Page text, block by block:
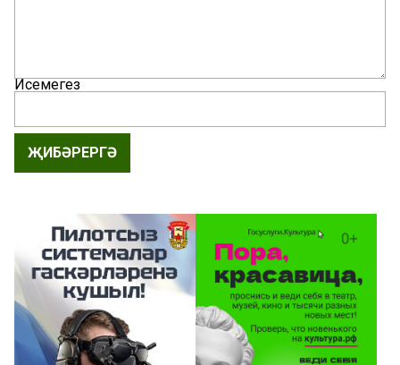
Исемегез
ҖИБӘРЕРГӘ